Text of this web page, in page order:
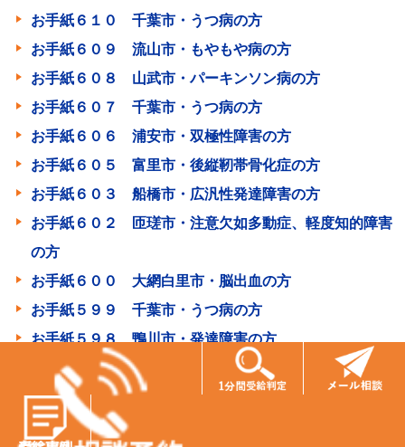
お手紙６１０ 千葉市・うつ病の方
お手紙６０９ 流山市・もやもや病の方
お手紙６０８ 山武市・パーキンソン病の方
お手紙６０７ 千葉市・うつ病の方
お手紙６０６ 浦安市・双極性障害の方
お手紙６０５ 富里市・後縦靭帯骨化症の方
お手紙６０３ 船橋市・広汎性発達障害の方
お手紙６０２ 匝瑳市・注意欠如多動症、軽度知的障害
の方
お手紙６００ 大網白里市・脳出血の方
お手紙５９９ 千葉市・うつ病の方
お手紙５９８ 鴨川市・発達障害の方
お手紙５９７ 鎌ヶ谷市・うつ病の方
お手紙５９６ 東京都・脳出血の方
お手紙５９３ 八千代市・双極性感情障害の方